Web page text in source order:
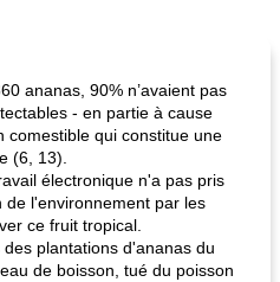
ananas, 90% n’avaient pas
- en partie à cause
comestible qui constitue une
(6, 13).
électronique n'a pas pris
l'environnement par les
ce fruit tropical.
plantations d'ananas du
de boisson, tué du poisson